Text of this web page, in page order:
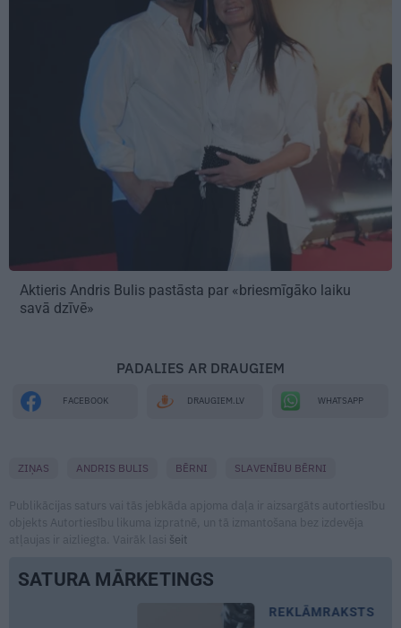
Aktieris Andris Bulis pastāsta par «briesmīgāko laiku
savā dzīvē»
PADALIES AR DRAUGIEM
FACEBOOK DRAUGIEM.LV WHATSAPP
ZIŅAS ANDRIS BULIS BĒRNI SLAVENĪBU BĒRNI
Publikācijas saturs vai tās jebkāda apjoma daļa ir aizsargāts autortiesību
objekts Autortiesību likuma izpratnē, un tā izmantošana bez izdevēja
atļaujas ir aizliegta. Vairāk lasi šeit
SATURA MĀRKETINGS
REKLĀMRAKSTS